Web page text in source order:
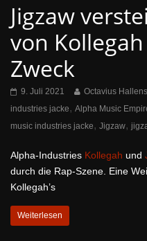
Jigzaw
von
Zweck
9. Juli 2021 Octavius
industries jacke, Alpha Music
music industries jacke, Jigzaw,
Alpha-Industries Kollegah und
durch die Rap-Szene. Eine
Kollegah’s
Weiterlesen